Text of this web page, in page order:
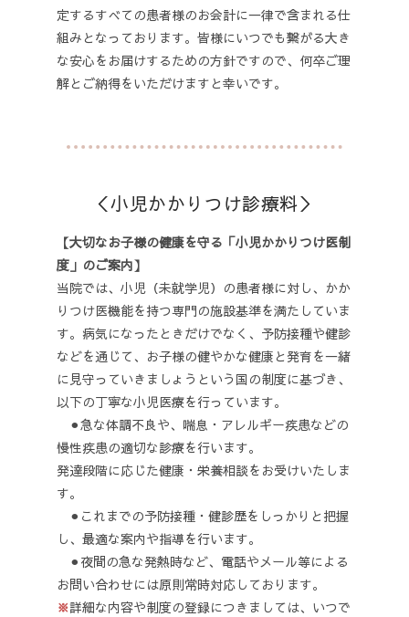
定するすべての患者様のお会計に一律で含まれる仕
組みとなっております。皆様にいつでも繋がる大き
な安心をお届けするための方針ですので、何卒ご理
解とご納得をいただけますと幸いです。
＜小児かかりつけ診療料＞
【大切なお子様の健康を守る「小児かかりつけ医制
度」のご案内】
当院では、小児（未就学児）の患者様に対し、かか
りつけ医機能を持つ専門の施設基準を満たしていま
す。病気になったときだけでなく、予防接種や健診
などを通じて、お子様の健やかな健康と発育を一緒
に見守っていきましょうという国の制度に基づき、
以下の丁寧な小児医療を行っています。
⚫︎急な体調不良や、喘息・アレルギー疾患などの
慢性疾患の適切な診療を行います。
発達段階に応じた健康・栄養相談をお受けいたしま
す。
⚫︎ これまでの予防接種・健診歴をしっかりと把握
し、最適な案内や指導を行います。
⚫︎ 夜間の急な発熱時など、電話やメール等による
お問い合わせには原則常時対応しております。
※詳細な内容や制度の登録につきましては、いつで